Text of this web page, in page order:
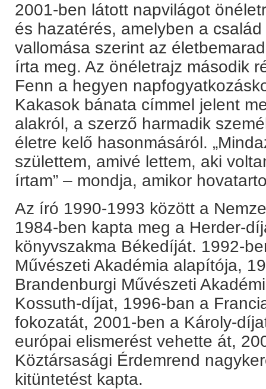
2001-ben látott napvilágot
és hazatérés, amelyben a
vallomása szerint az
írta meg. Az önéletrajz második
Fenn a hegyen
Kakasok bánata címmel jelent
alakról, a szerző harmadik
életre kelő hasonmásáról.
születtem, amivé lettem, aki
írtam” – mondja, amikor
Az író 1990-1993 között a
1984-ben kapta meg a Herder-
könyvszakma Békedíját. 1992-
Művészeti Akadémia alapítója,
Brandenburgi Művészeti
Kossuth-díjat, 1996-ban a
fokozatát, 2001-ben a Károly-
európai elismerést vehette át,
Köztársasági Érdemrend
kitüntetést kapta.